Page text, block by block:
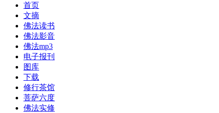
首页
文摘
佛法读书
佛法影音
佛法mp3
电子报刊
图库
下载
修行茶馆
菩萨六度
佛法实修